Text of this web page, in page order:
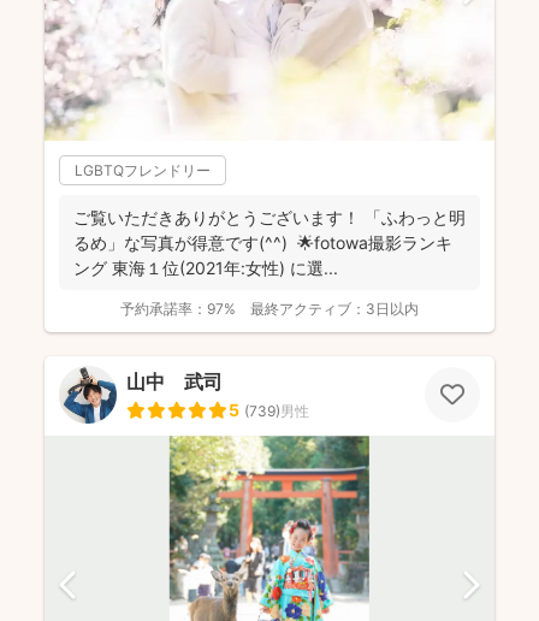
LGBTQフレンドリー
ご覧いただきありがとうございます！ 「ふわっと明
るめ」な写真が得意です(^^) 🌟fotowa撮影ランキ
ング 東海１位(2021年:女性) に選...
予約承諾率： 97% 最終アクティブ： 3日以内
山中 武司
5 (739)男性